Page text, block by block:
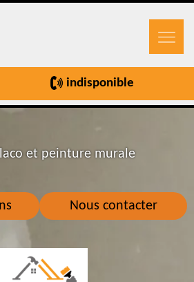
indisponible
Nous contacter
et peinture murale